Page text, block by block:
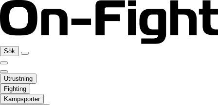
Sök
Utrustning
Fighting
Kampsporter